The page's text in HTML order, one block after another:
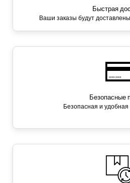
Быстрая
Ваши заказы будут
Безопасные
Безопасная и